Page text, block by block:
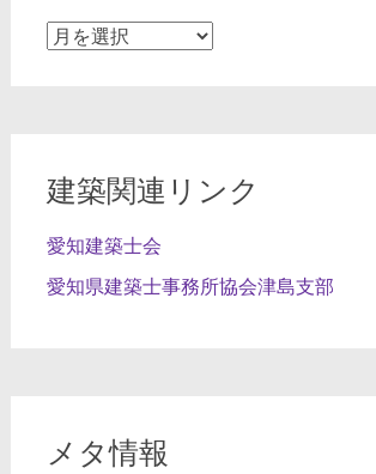
ア
建築関連リンク
愛知建築士会
愛知県建築士事務所協会津島支部
メタ情報